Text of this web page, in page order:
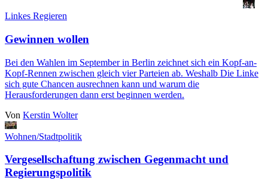
Linkes Regieren
Gewinnen wollen
Bei den Wahlen im September in Berlin zeichnet sich ein Kopf-an-
Kopf-Rennen zwischen gleich vier Parteien ab. Weshalb Die Linke
sich gute Chancen ausrechnen kann und warum die
Herausforderungen dann erst beginnen werden.
Von Kerstin Wolter
Wohnen/Stadtpolitik
Vergesellschaftung zwischen Gegenmacht und
Regierungspolitik